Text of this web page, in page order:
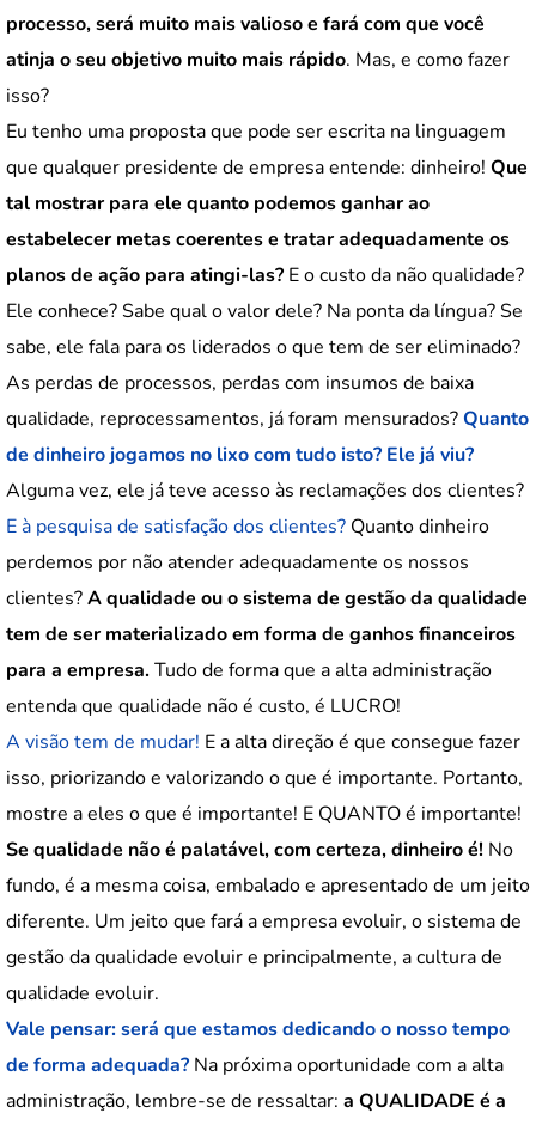
processo, será muito mais valioso e fará com que você
atinja o seu objetivo muito mais rápido. Mas, e como fazer
isso?
Eu tenho uma proposta que pode ser escrita na linguagem
que qualquer presidente de empresa entende: dinheiro! Que
tal mostrar para ele quanto podemos ganhar ao
estabelecer metas coerentes e tratar adequadamente os
planos de ação para atingi-las? E o custo da não qualidade?
Ele conhece? Sabe qual o valor dele? Na ponta da língua? Se
sabe, ele fala para os liderados o que tem de ser eliminado?
As perdas de processos, perdas com insumos de baixa
qualidade, reprocessamentos, já foram mensurados?Quanto
de dinheiro jogamos no lixo com tudo isto? Ele já viu?
Alguma vez, ele já teve acesso às reclamações dos clientes?
E à pesquisa de satisfação dos clientes? Quanto dinheiro
perdemos por não atender adequadamente os nossos
clientes?A qualidade ou o sistema de gestão da qualidade
tem de ser materializado em forma de ganhos financeiros
para a empresa.Tudo de forma que a alta administração
entenda que qualidade não é custo, é LUCRO!
A visão tem de mudar! E a alta direção é que consegue fazer
isso, priorizando e valorizando o que é importante. Portanto,
mostre a eles o que é importante! E QUANTO é importante!
Se qualidade não é palatável, com certeza, dinheiro é! No
fundo, é a mesma coisa, embalado e apresentado de um jeito
diferente. Um jeito que fará a empresa evoluir, o sistema de
gestão da qualidade evoluir e principalmente, a cultura de
qualidade evoluir.
Vale pensar: será que estamos dedicando o nosso tempo
de forma adequada? Na próxima oportunidade com a alta
administração, lembre-se de ressaltar: a QUALIDADE é a